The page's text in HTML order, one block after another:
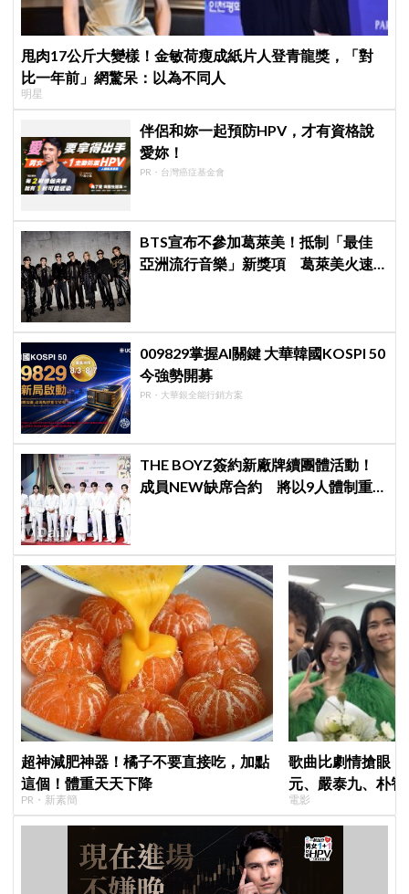
甩肉17公斤大變樣！金敏荷瘦成紙片人登青龍獎，「對
比一年前」網驚呆：以為不同人
明星
伴侶和妳一起預防HPV，才有資格說
愛妳！
PR・台灣癌症基金會
BTS宣布不參加葛萊美！抵制「最佳
亞洲流行音樂」新獎項 葛萊美火速
009829掌握AI關鍵 大華韓國KOSPI 50
今強勢開募
PR・大華銀全能行銷方案
THE BOYZ簽約新廠牌續團體活動！
成員NEW缺席合約 將以9人體制重
超神減肥神器！橘子不要直接吃，加點
這個！體重天天下降
PR・新素簡
歌曲比劇情搶眼
元、嚴泰九、朴
曲《Love Is》超
電影